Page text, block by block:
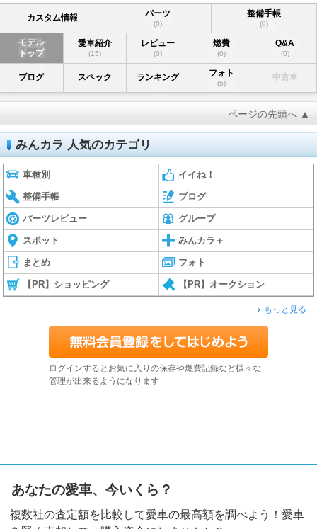
カスタム情報 パーツ
(0)
整備手帳
(0)
モデル
トップ
愛車紹介
(15)
レビュー
(0)
燃費
(0)
Q&A
(0)
ブログ スペック ランキング フォト
(5)
中古車
ページの先頭へ ▲
みんカラ 人気のカテゴリ
車種別 イイね！
整備手帳 ブログ
パーツレビュー グループ
スポット みんカラ＋
まとめ フォト
【PR】ショッピング 【PR】オークション
もっと見る
ログインするとお気に入りの保存や燃費記録など様々な
管理が出来るようになります
あなたの愛車、今いくら？
複数社の査定額を比較して愛車の最高額を調べよう！愛車